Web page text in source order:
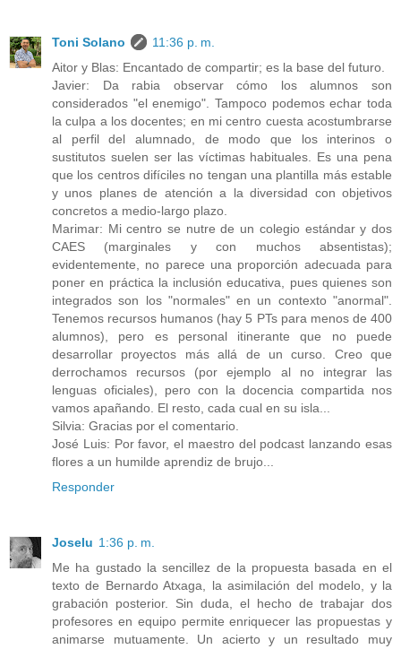
Toni Solano
11:36 p. m.
Aitor y Blas: Encantado de compartir; es la base del futuro.
Javier: Da rabia observar cómo los alumnos son
considerados "el enemigo". Tampoco podemos echar toda
la culpa a los docentes; en mi centro cuesta acostumbrarse
al perfil del alumnado, de modo que los interinos o
sustitutos suelen ser las víctimas habituales. Es una pena
que los centros difíciles no tengan una plantilla más estable
y unos planes de atención a la diversidad con objetivos
concretos a medio-largo plazo.
Marimar: Mi centro se nutre de un colegio estándar y dos
CAES (marginales y con muchos absentistas);
evidentemente, no parece una proporción adecuada para
poner en práctica la inclusión educativa, pues quienes son
integrados son los "normales" en un contexto "anormal".
Tenemos recursos humanos (hay 5 PTs para menos de 400
alumnos), pero es personal itinerante que no puede
desarrollar proyectos más allá de un curso. Creo que
derrochamos recursos (por ejemplo al no integrar las
lenguas oficiales), pero con la docencia compartida nos
vamos apañando. El resto, cada cual en su isla...
Silvia: Gracias por el comentario.
José Luis: Por favor, el maestro del podcast lanzando esas
flores a un humilde aprendiz de brujo...
Responder
Joselu 1:36 p. m.
Me ha gustado la sencillez de la propuesta basada en el
texto de Bernardo Atxaga, la asimilación del modelo, y la
grabación posterior. Sin duda, el hecho de trabajar dos
profesores en equipo permite enriquecer las propuestas y
animarse mutuamente. Un acierto y un resultado muy